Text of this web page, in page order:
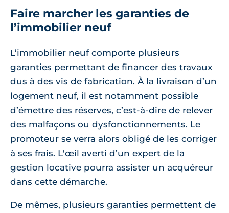
Faire marcher les garanties de
l’immobilier neuf
L’immobilier neuf comporte plusieurs
garanties permettant de financer des travaux
dus à des vis de fabrication. À la livraison d’un
logement neuf, il est notamment possible
d’émettre des réserves, c’est-à-dire de relever
des malfaçons ou dysfonctionnements. Le
promoteur se verra alors obligé de les corriger
à ses frais. L'œil averti d’un expert de la
gestion locative pourra assister un acquéreur
dans cette démarche.
De mêmes, plusieurs garanties permettent de